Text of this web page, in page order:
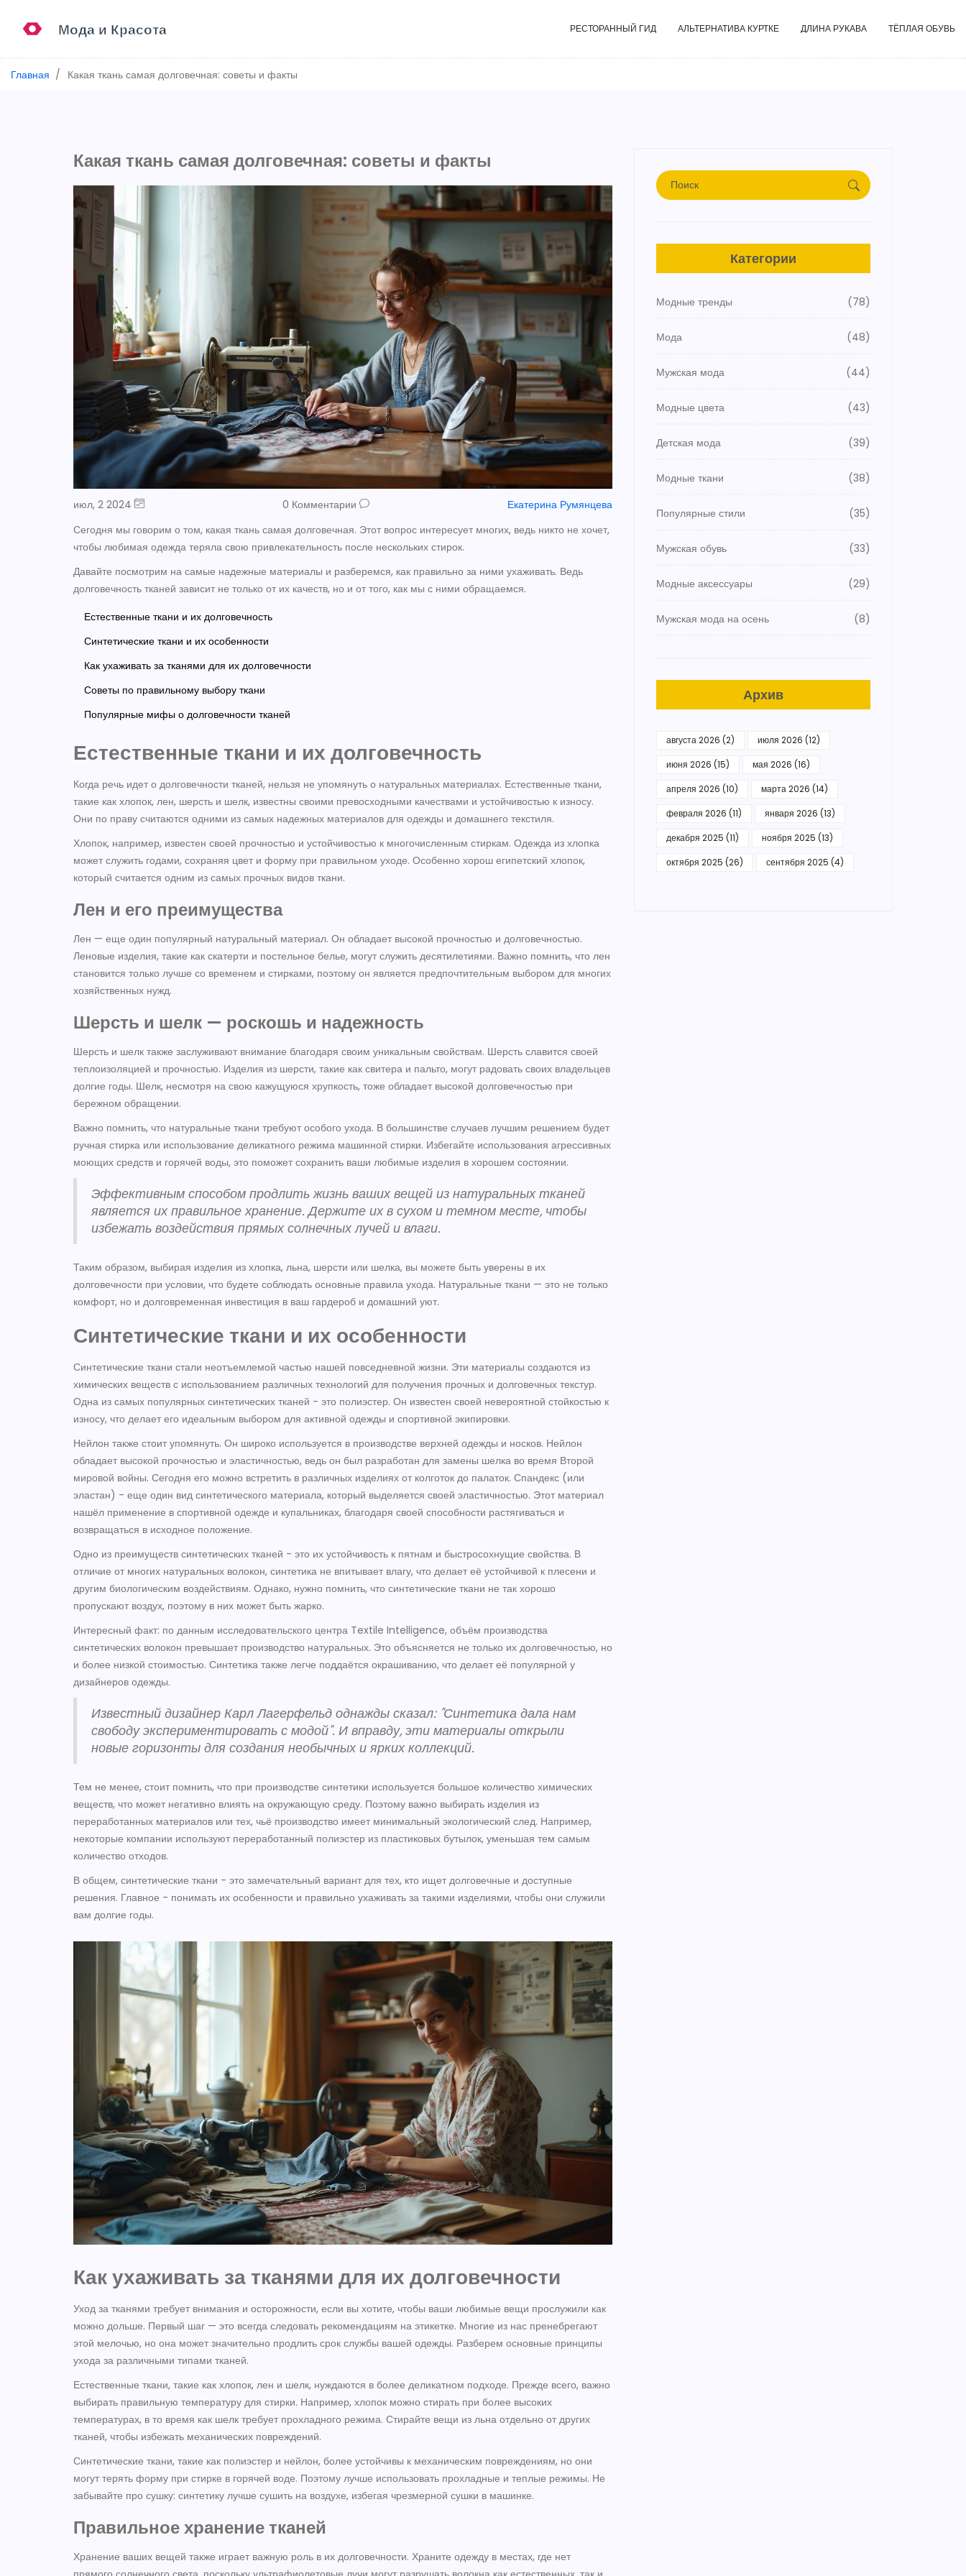
РЕСТОРАННЫЙ ГИД АЛЬТЕРНАТИВА КУРТКЕ ДЛИНА РУКАВА ТЁПЛАЯ ОБУВЬ
Главная Какая ткань самая долговечная: советы и факты
Какая ткань самая долговечная: советы и факты
июл, 2 2024 0 Комментарии
Екатерина Румянцева
Сегодня мы говорим о том, какая ткань самая долговечная. Этот вопрос интересует многих, ведь никто не хочет,
чтобы любимая одежда теряла свою привлекательность после нескольких стирок.
Давайте посмотрим на самые надежные материалы и разберемся, как правильно за ними ухаживать. Ведь
долговечность тканей зависит не только от их качеств, но и от того, как мы с ними обращаемся.
Естественные ткани и их долговечность
Синтетические ткани и их особенности
Как ухаживать за тканями для их долговечности
Советы по правильному выбору ткани
Популярные мифы о долговечности тканей
Естественные ткани и их долговечность
Когда речь идет о долговечности тканей, нельзя не упомянуть о натуральных материалах. Естественные ткани,
такие как хлопок, лен, шерсть и шелк, известны своими превосходными качествами и устойчивостью к износу.
Они по праву считаются одними из самых надежных материалов для одежды и домашнего текстиля.
Хлопок, например, известен своей прочностью и устойчивостью к многочисленным стиркам. Одежда из хлопка
может служить годами, сохраняя цвет и форму при правильном уходе. Особенно хорош египетский хлопок,
который считается одним из самых прочных видов ткани.
Лен и его преимущества
Лен — еще один популярный натуральный материал. Он обладает высокой прочностью и долговечностью.
Леновые изделия, такие как скатерти и постельное белье, могут служить десятилетиями. Важно помнить, что лен
становится только лучше со временем и стирками, поэтому он является предпочтительным выбором для многих
хозяйственных нужд.
Шерсть и шелк — роскошь и надежность
Шерсть и шелк также заслуживают внимание благодаря своим уникальным свойствам. Шерсть славится своей
теплоизоляцией и прочностью. Изделия из шерсти, такие как свитера и пальто, могут радовать своих владельцев
долгие годы. Шелк, несмотря на свою кажущуюся хрупкость, тоже обладает высокой долговечностью при
бережном обращении.
Важно помнить, что натуральные ткани требуют особого ухода. В большинстве случаев лучшим решением будет
ручная стирка или использование деликатного режима машинной стирки. Избегайте использования агрессивных
моющих средств и горячей воды, это поможет сохранить ваши любимые изделия в хорошем состоянии.
Эффективным способом продлить жизнь ваших вещей из натуральных тканей
является их правильное хранение. Держите их в сухом и темном месте, чтобы
избежать воздействия прямых солнечных лучей и влаги.
Таким образом, выбирая изделия из хлопка, льна, шерсти или шелка, вы можете быть уверены в их
долговечности при условии, что будете соблюдать основные правила ухода. Натуральные ткани — это не только
комфорт, но и долговременная инвестиция в ваш гардероб и домашний уют.
Синтетические ткани и их особенности
Синтетические ткани стали неотъемлемой частью нашей повседневной жизни. Эти материалы создаются из
химических веществ с использованием различных технологий для получения прочных и долговечных текстур.
Одна из самых популярных синтетических тканей - это полиэстер. Он известен своей невероятной стойкостью к
износу, что делает его идеальным выбором для активной одежды и спортивной экипировки.
Нейлон также стоит упомянуть. Он широко используется в производстве верхней одежды и носков. Нейлон
обладает высокой прочностью и эластичностью, ведь он был разработан для замены шелка во время Второй
мировой войны. Сегодня его можно встретить в различных изделиях от колготок до палаток. Спандекс (или
эластан) - еще один вид синтетического материала, который выделяется своей эластичностью. Этот материал
нашёл применение в спортивной одежде и купальниках, благодаря своей способности растягиваться и
возвращаться в исходное положение.
Одно из преимуществ синтетических тканей - это их устойчивость к пятнам и быстросохнущие свойства. В
отличие от многих натуральных волокон, синтетика не впитывает влагу, что делает её устойчивой к плесени и
другим биологическим воздействиям. Однако, нужно помнить, что синтетические ткани не так хорошо
пропускают воздух, поэтому в них может быть жарко.
Интересный факт: по данным исследовательского центра Textile Intelligence, объём производства
синтетических волокон превышает производство натуральных. Это объясняется не только их долговечностью, но
и более низкой стоимостью. Синтетика также легче поддаётся окрашиванию, что делает её популярной у
дизайнеров одежды.
Известный дизайнер Карл Лагерфельд однажды сказал: "Синтетика дала нам
свободу экспериментировать с модой". И вправду, эти материалы открыли
новые горизонты для создания необычных и ярких коллекций.
Тем не менее, стоит помнить, что при производстве синтетики используется большое количество химических
веществ, что может негативно влиять на окружающую среду. Поэтому важно выбирать изделия из
переработанных материалов или тех, чьё производство имеет минимальный экологический след. Например,
некоторые компании используют переработанный полиэстер из пластиковых бутылок, уменьшая тем самым
количество отходов.
В общем, синтетические ткани - это замечательный вариант для тех, кто ищет долговечные и доступные
решения. Главное - понимать их особенности и правильно ухаживать за такими изделиями, чтобы они служили
вам долгие годы.
Как ухаживать за тканями для их долговечности
Уход за тканями требует внимания и осторожности, если вы хотите, чтобы ваши любимые вещи прослужили как
можно дольше. Первый шаг — это всегда следовать рекомендациям на этикетке. Многие из нас пренебрегают
этой мелочью, но она может значительно продлить срок службы вашей одежды. Разберем основные принципы
ухода за различными типами тканей.
Естественные ткани, такие как хлопок, лен и шелк, нуждаются в более деликатном подходе. Прежде всего, важно
выбирать правильную температуру для стирки. Например, хлопок можно стирать при более высоких
температурах, в то время как шелк требует прохладного режима. Стирайте вещи из льна отдельно от других
тканей, чтобы избежать механических повреждений.
Синтетические ткани, такие как полиэстер и нейлон, более устойчивы к механическим повреждениям, но они
могут терять форму при стирке в горячей воде. Поэтому лучше использовать прохладные и теплые режимы. Не
забывайте про сушку: синтетику лучше сушить на воздухе, избегая чрезмерной сушки в машинке.
Правильное хранение тканей
Хранение ваших вещей также играет важную роль в их долговечности. Храните одежду в местах, где нет
Категории
Модные тренды (78)
Мода (48)
Мужская мода (44)
Модные цвета (43)
Детская мода (39)
Модные ткани (38)
Популярные стили (35)
Мужская обувь (33)
Модные аксессуары (29)
Мужская мода на осень (8)
Архив
августа 2026 (2) июля 2026 (12)
июня 2026 (15) мая 2026 (16)
апреля 2026 (10) марта 2026 (14)
февраля 2026 (11) января 2026 (13)
декабря 2025 (11) ноября 2025 (13)
октября 2025 (26) сентября 2025 (4)